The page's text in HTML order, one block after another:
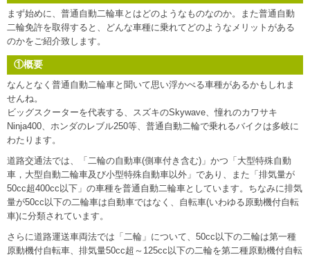
まず始めに、普通自動二輪車とはどのようなものなのか。また普通自動
二輪免許を取得すると、どんな車種に乗れてどのようなメリットがある
のかをご紹介致します。
①概要
なんとなく普通自動二輪車と聞いて思い浮かべる車種があるかもしれま
せんね。
ビッグスクーターを代表する、スズキのSkywave、憧れのカワサキ
Ninja400、ホンダのレブル250等、普通自動二輪で乗れるバイクは多岐に
わたります。
道路交通法では、「二輪の自動車(側車付き含む)」かつ「大型特殊自動
車，大型自動二輪車及び小型特殊自動車以外」であり、また「排気量が
50cc超400cc以下」の車種を普通自動二輪車としています。ちなみに排気
量が50cc以下の二輪車は自動車ではなく、自転車(いわゆる原動機付自転
車)に分類されています。
さらに道路運送車両法では「二輪」について、50cc以下の二輪は第一種
原動機付自転車、排気量50cc超～125cc以下の二輪を第二種原動機付自転